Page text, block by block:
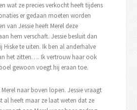
wat ze precies verkocht heeft tijdens
er gedaan moeten worden
van Jessie heeft Merel deze
hem verschaft. Jessie besluit dan
Hiske te uiten. Ik ben al anderhalve
het zitten…. Ik vertrouw haar ook
gewoon voegt hij eraan toe.
naar boven lopen. Jessie vraagt
al heeft maar ze laat weten dat ze